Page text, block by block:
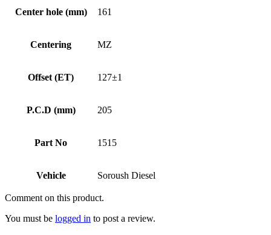
Center hole (mm) 161
Centering MZ
Offset (ET) 127±1
P.C.D (mm) 205
Part No 1515
Vehicle Soroush Diesel
Comment on this product.
You must be logged in to post a review.